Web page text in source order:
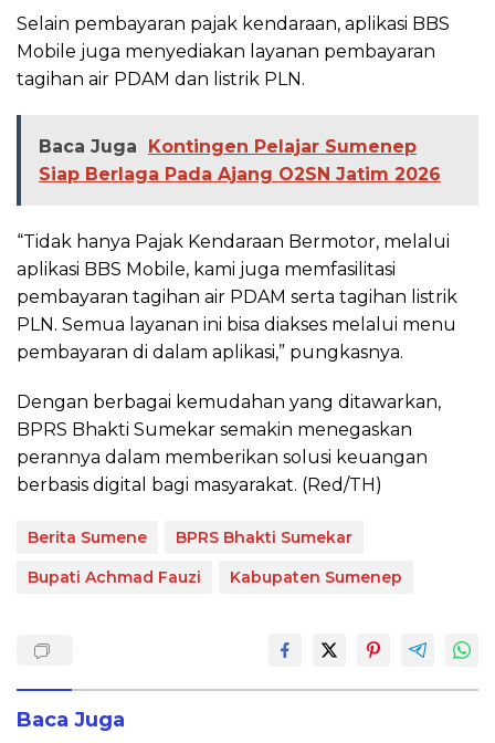
Selain pembayaran pajak kendaraan, aplikasi BBS
Mobile juga menyediakan layanan pembayaran
tagihan air PDAM dan listrik PLN.
Baca Juga
Kontingen Pelajar Sumenep
Siap Berlaga Pada Ajang O2SN Jatim 2026
“Tidak hanya Pajak Kendaraan Bermotor, melalui
aplikasi BBS Mobile, kami juga memfasilitasi
pembayaran tagihan air PDAM serta tagihan listrik
PLN. Semua layanan ini bisa diakses melalui menu
pembayaran di dalam aplikasi,” pungkasnya.
Dengan berbagai kemudahan yang ditawarkan,
BPRS Bhakti Sumekar semakin menegaskan
perannya dalam memberikan solusi keuangan
berbasis digital bagi masyarakat. (Red/TH)
Berita Sumene
BPRS Bhakti Sumekar
Bupati Achmad Fauzi
Kabupaten Sumenep
Baca Juga